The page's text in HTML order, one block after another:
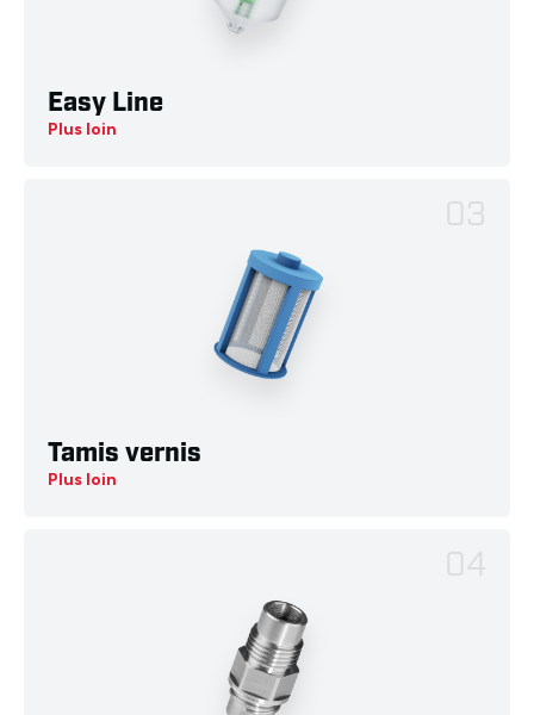
Easy Line
Plus loin
03
Tamis vernis
Plus loin
04